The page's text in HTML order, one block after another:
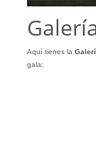
Aquí tienes la
gala: